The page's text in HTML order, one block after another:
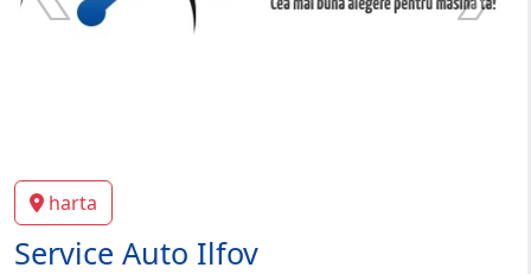
harta
Service Auto Ilfov